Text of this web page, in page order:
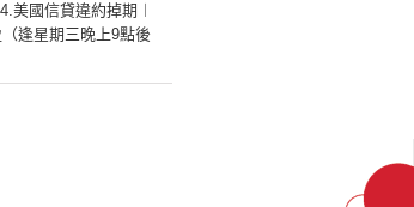
美國信貸違約掉期︱
逢星期三晚上9點後